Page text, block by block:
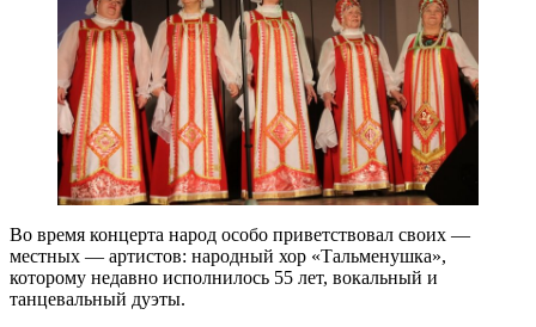
Во время концерта народ особо приветствовал своих —
местных — артистов: народный хор «Тальменушка»,
которому недавно исполнилось 55 лет, вокальный и
танцевальный дуэты.